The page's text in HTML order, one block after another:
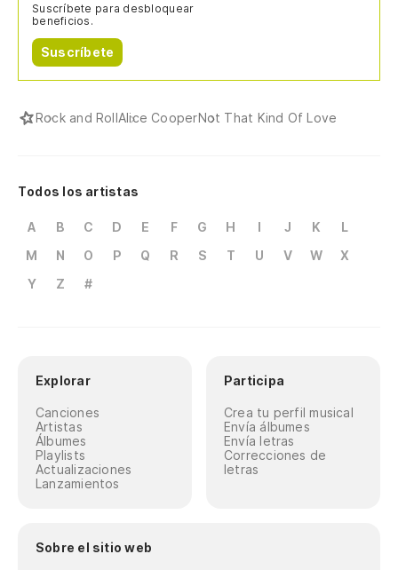
Suscríbete para desbloquear
beneficios.
Suscríbete
Rock and RollAlice CooperNot That Kind Of Love
Todos los artistas
A B C D E F G H I J K
L
M
N O P Q R S T U V W
X
Y
Z #
Explorar
Canciones
Artistas
Álbumes
Playlists
Actualizaciones
Lanzamientos
Participa
Crea tu perfil musical
Envía álbumes
Envía letras
Correcciones de
letras
Sobre el sitio web